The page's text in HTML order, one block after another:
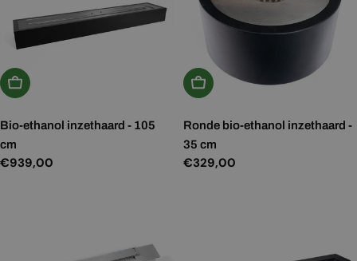
In Winkelwagen
Bio-ethanol inzethaard - 105
cm
Normale
€939,00
In Winkelwagen
Ronde bio-ethanol inzethaard -
35 cm
Normale
€329,00